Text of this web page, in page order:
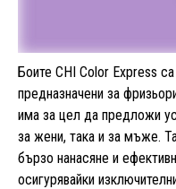
Боите CHI Color Express
предназначени за
има за цел да предложи
за жени, така и за мъже.
бързо нанасяне и
осигурявайки